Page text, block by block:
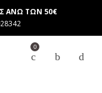
ΑΝΩ ΤΩΝ 50€
0